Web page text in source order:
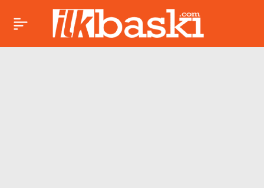
Domenico
Tedesco’nun yeni